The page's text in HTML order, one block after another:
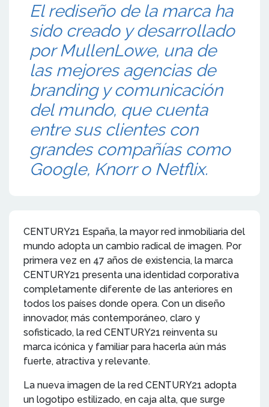
El rediseño de la marca ha
sido creado y desarrollado
por MullenLowe, una de
las mejores agencias de
branding y comunicación
del mundo, que cuenta
entre sus clientes con
grandes compañías como
Google, Knorr o Netflix.
CENTURY21 España, la mayor red inmobiliaria del
mundo adopta un cambio radical de imagen. Por
primera vez en 47 años de existencia, la marca
CENTURY21 presenta una identidad corporativa
completamente diferente de las anteriores en
todos los países donde opera. Con un diseño
innovador, más contemporáneo, claro y
sofisticado, la red CENTURY21 reinventa su
marca icónica y familiar para hacerla aún más
fuerte, atractiva y relevante.
La nueva imagen de la red CENTURY21 adopta
un logotipo estilizado, en caja alta, que surge